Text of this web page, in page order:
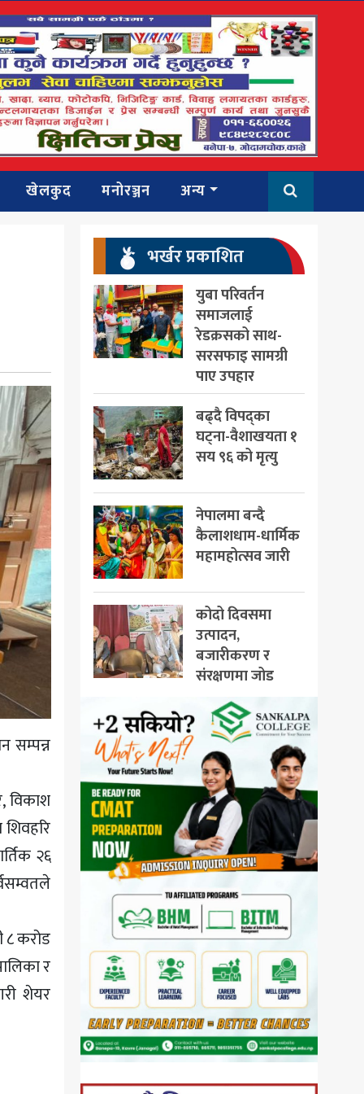
खेलकुद मनोरञ्जन अन्य
सम्पन्न
विकाश
२६
करोड
र
शेयर
भर्खर प्रकाशित
युबा परिवर्तन
समाजलाई
रेडक्रसको साथ-
सरसफाइ सामग्री
पाए उपहार
बढ्दै विपद्का
घट्ना-वैशाखयता १
सय ९६ को मृत्यु
नेपालमा बन्दै
कैलाशधाम-धार्मिक
महामहोत्सव जारी
कोदो दिवसमा
उत्पादन,
बजारीकरण र
संरक्षणमा जोड